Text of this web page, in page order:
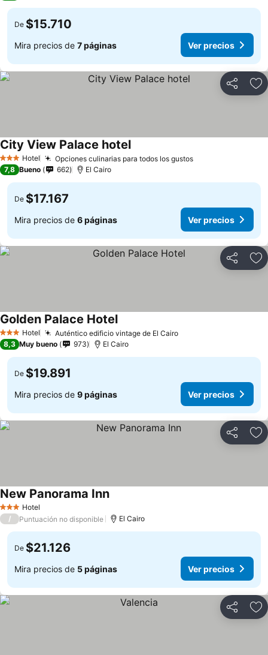
De $15.710
Mira precios de 7 páginas Ver precios
Compartir
3 Estrellas
Hotel Opciones culinarias para todos los gustos
City View Palace hotel
7,8 Bueno 662 El Cairo
De $17.167
Mira precios de 6 páginas Ver precios
Compartir
3 Estrellas
Hotel Auténtico edificio vintage de El Cairo
Golden Palace Hotel
8,3 Muy bueno 973 El Cairo
De $19.891
Mira precios de 9 páginas Ver precios
Compartir
3 Estrellas
Hotel
New Panorama Inn
/ Puntuación no disponible El Cairo
De $21.126
Mira precios de 5 páginas Ver precios
Compartir